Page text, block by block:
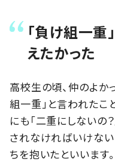
「負け組一重
えたかった
高校生の頃、仲のよか
組一重」と言われたこ
にも「二重にしないの
されなければいけない
ちを抱いたといいます。